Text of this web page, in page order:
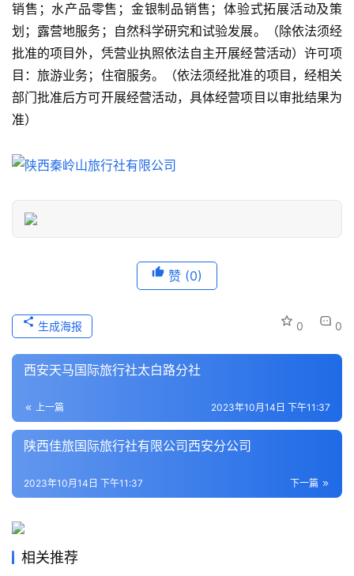
旅
游
息
历
文
导
本
生
旅
游
市
登录 注册
销售；水产品零售；金银制品销售；体验式拓展活动及策
划；露营地服务；自然科学研究和试验发展。（除依法须经
批准的项目外，凭营业执照依法自主开展经营活动）许可项
目：旅游业务；住宿服务。（依法须经批准的项目，经相关
部门批准后方可开展经营活动，具体经营项目以审批结果为
准）
赞 (0)
0 0
生成海报
西安天马国际旅行社太白路分社
上一篇 2023年10月14日 下午11:37
陕西佳旅国际旅行社有限公司西安分公司
下一篇
2023年10月14日 下午11:37
相关推荐